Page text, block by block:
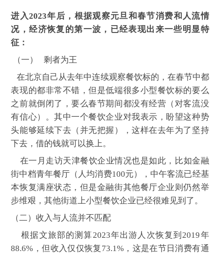
进入2023年后，根据观察元旦和春节消费和人流情
况，经济恢复的第一波，已经表现出来一些明显特
征：
（一） 剩者为王
在北京自己从去年中连续观察餐饮标的，在春节中都
表现的都非常不错，但是低端很多小型餐饮标的要么
之前就倒闭了，要么春节期间都没有经营（对客流没
有信心）。其中一个餐饮企业对我表示，盼望这种势
头能够延续下去（并无把握），这样在去年为了坚持
下去，借的钱就可以换上。
在一月走访天津餐饮企业情况也是如此，比如金融
街中档青年餐厅（人均消费100元），中午客流已经基
本恢复满座状态，但是金融街其他餐厅企业则仍然举
步维艰，其他街道上小型餐饮企业已经很难见到了。
（二）收入与人流并不匹配
根据文旅部的测算2023年出游人次恢复到2019年
88.6%，但收入仅仅恢复73.1%，这是在节日消费有通